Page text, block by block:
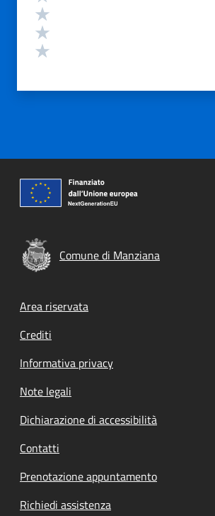
Comune di Manziana
Footer menu
Area riservata
Crediti
Informativa privacy
Note legali
Dichiarazione di accessibilità
Contatti
Prenotazione appuntamento
Richiedi assistenza